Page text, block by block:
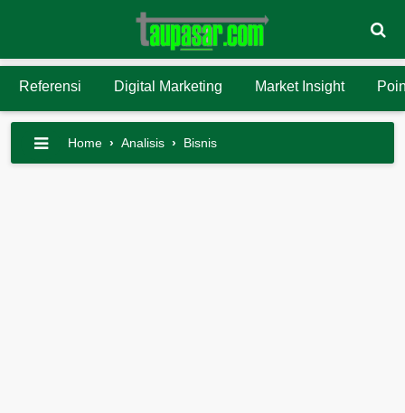
Referensi Digital Marketing Market Insight
Home › Analisis › Bisnis